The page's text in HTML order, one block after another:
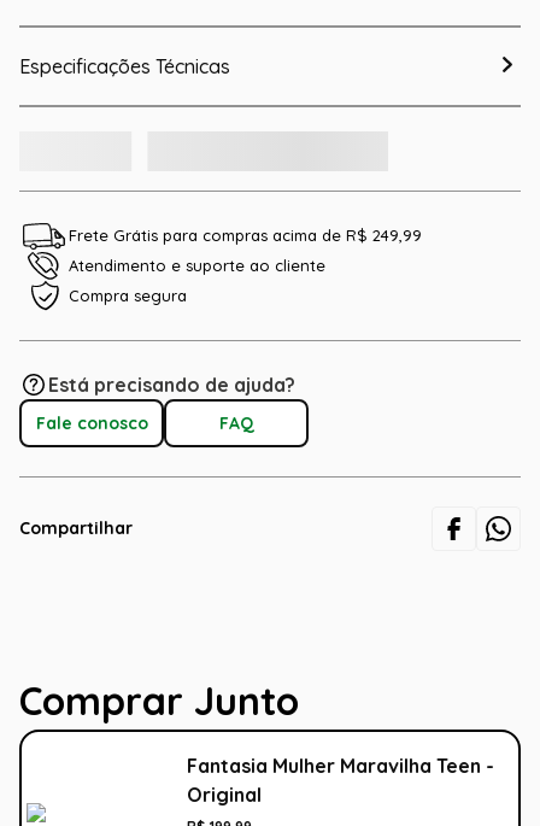
Especificações Técnicas
Frete Grátis para compras acima de R$ 249,99
Atendimento e suporte ao cliente
Compra segura
Está precisando de ajuda?
Fale conosco FAQ
Compartilhar
Comprar Junto
Fantasia Mulher Maravilha Teen -
Original